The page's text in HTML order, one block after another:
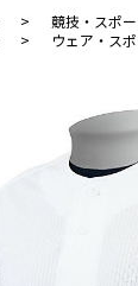
> 競技・スポ
> ウェア・ス